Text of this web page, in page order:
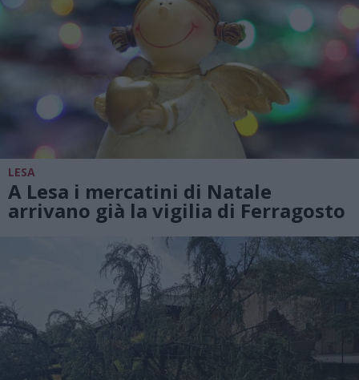
LESA
A Lesa i mercatini di Natale
arrivano già la vigilia di Ferragosto